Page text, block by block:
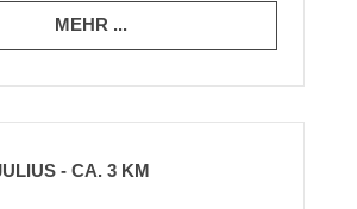
MEHR ...
- CA. 3 KM